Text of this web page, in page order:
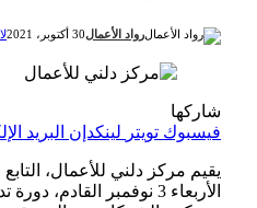
رواد الأعمال30 أكتوبر، 2021
شاركها
فيسبوك تويتر لينكدإن البريد
يقيم مركز دلني للأعمال، التابع
الأربعاء 3 نوفمبر القادم،